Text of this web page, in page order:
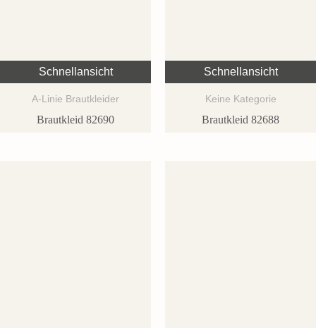
Schnellansicht
A-Linie Brautkleider
Brautkleid 82690
Schnellansicht
Keine Kategorie
Brautkleid 82688